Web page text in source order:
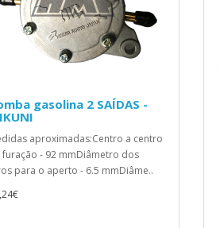
gasolina 2 SAÍDAS -
aproximadas:Centro a centro
furação - 92 mmDiâmetro dos
para o aperto - 6.5 mmDiâme..